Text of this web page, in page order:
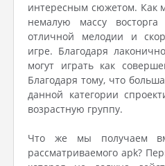
интересным сюжетом. Как
немалую массу
отличной мелодии и
игре. Благодаря
могут играть как
Благодаря тому, что
данной категории
возрастную группу.
Что же мы получаем
рассматриваемого apk?